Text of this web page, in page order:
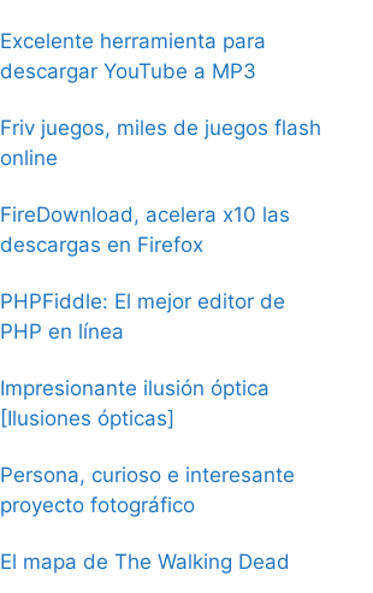
Excelente herramienta para
descargar YouTube a MP3
Friv juegos, miles de juegos flash
online
FireDownload, acelera x10 las
descargas en Firefox
PHPFiddle: El mejor editor de
PHP en línea
Impresionante ilusión óptica
[Ilusiones ópticas]
Persona, curioso e interesante
proyecto fotográfico
El mapa de The Walking Dead